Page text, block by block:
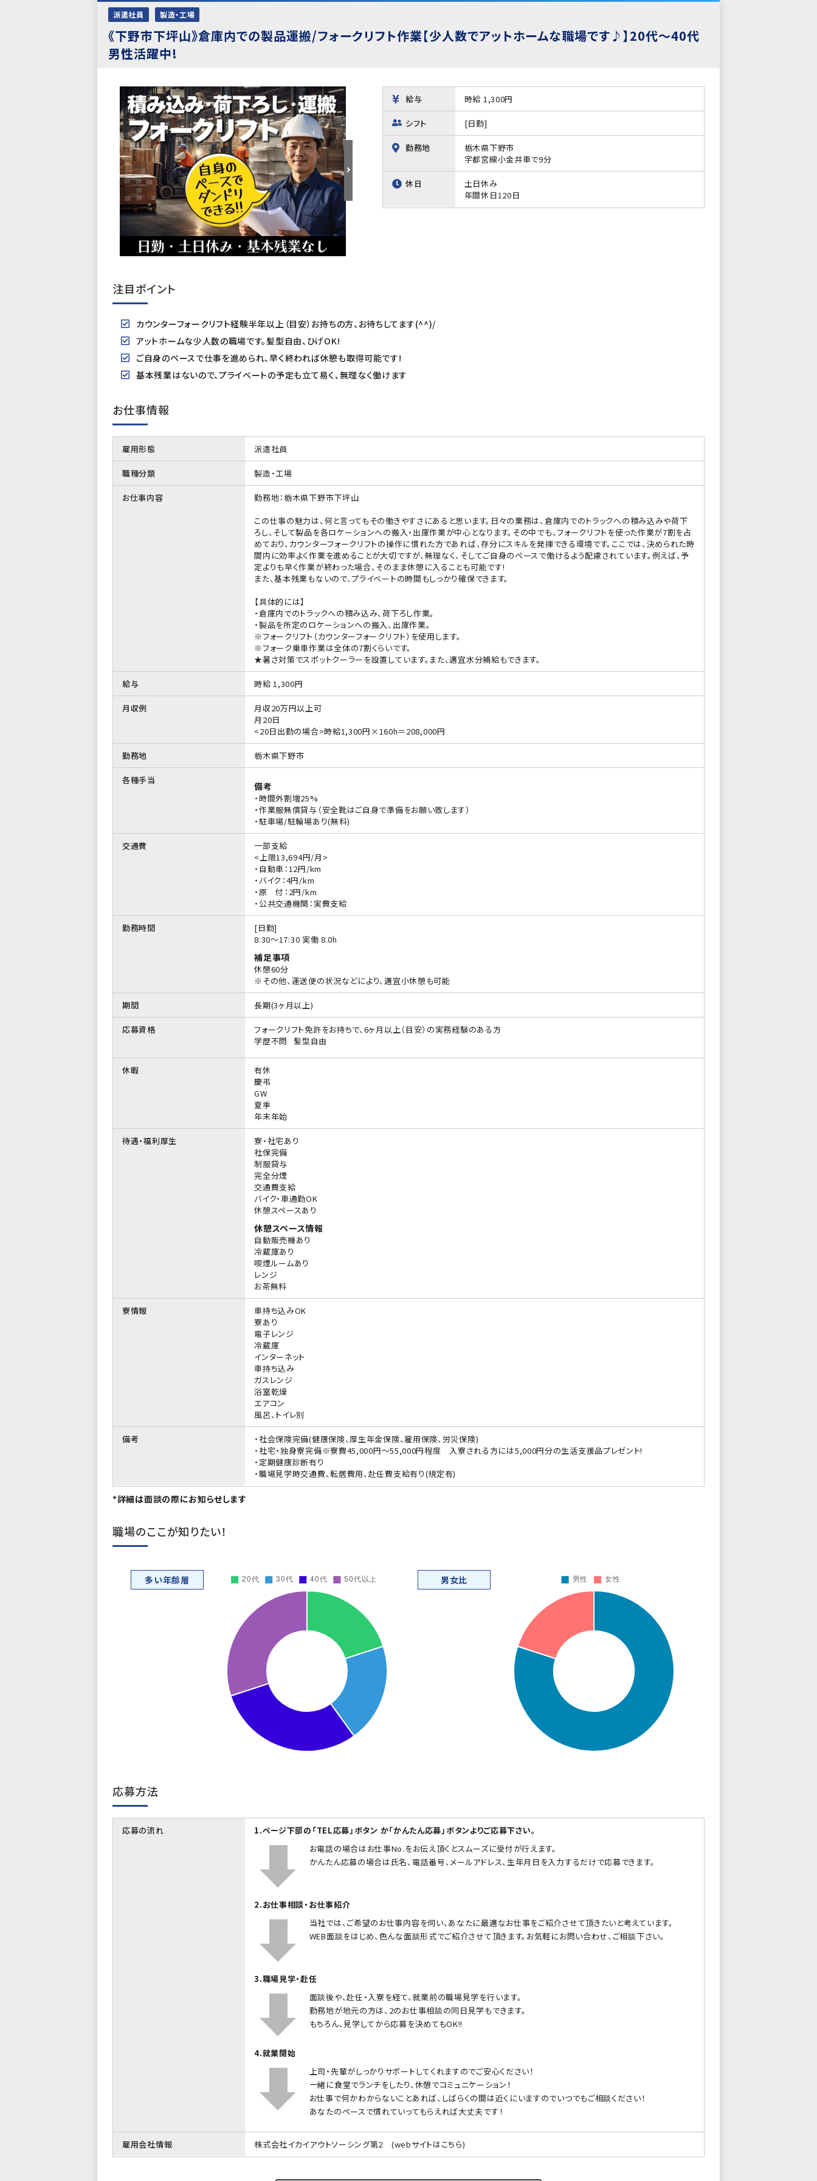
派遣社員 製造・工場
《下野市下坪山》倉庫内での製品運搬/フォークリフト作業【少人数でアットホームな職場です♪】20代～40代
男性活躍中!
給与 時給 1,300円
シフト [日勤]
勤務地
栃木県下野市
宇都宮線小金井車で9分
休日
土日休み
年間休日120日
注目ポイント
カウンターフォークリフト経験半年以上（目安）お持ちの方、お待ちしてます(^^)/
アットホームな少人数の職場です。髪型自由、ひげOK!
ご自身のペースで仕事を進められ、早く終われば休憩も取得可能です!
基本残業はないので、プライベートの予定も立て易く、無理なく働けます
お仕事情報
雇用形態 派遣社員
職種分類 製造・工場
お仕事内容
勤務地：栃木県下野市下坪山
この仕事の魅力は、何と言ってもその働きやすさにあると思います。日々の業務は、倉庫内でのトラックへの積み込みや荷下
ろし、そして製品を各ロケーションへの搬入・出庫作業が中心となります。その中でも、フォークリフトを使った作業が7割を占
めており、カウンターフォークリフトの操作に慣れた方であれば、存分にスキルを発揮できる環境です。ここでは、決められた時
間内に効率よく作業を進めることが大切ですが、無理なく、そしてご自身のペースで働けるよう配慮されています。例えば、予
定よりも早く作業が終わった場合、そのまま休憩に入ることも可能です!
また、基本残業もないので、プライベートの時間もしっかり確保できます。
【具体的には】
・倉庫内でのトラックへの積み込み、荷下ろし作業。
・製品を所定のロケーションへの搬入、出庫作業。
※フォークリフト（カウンターフォークリフト）を使用します。
※フォーク乗車作業は全体の7割くらいです。
★暑さ対策でスポットクーラーを設置しています。また、適宜水分補給もできます。
給与 時給 1,300円
月収例
月収20万円以上可
月20日
<20日出勤の場合>時給1,300円×160h＝208,000円
勤務地 栃木県下野市
各種手当
備考
・時間外割増25%
・作業服無償貸与（安全靴はご自身で準備をお願い致します）
・駐車場/駐輪場あり(無料)
交通費
一部支給
<上限13,694円/月>
・自動車：12円/km
・バイク：4円/km
・原 付：2円/km
・公共交通機関：実費支給
勤務時間
[日勤]
8:30〜17:30 実働 8.0h
補足事項
休憩60分
※その他、運送便の状況などにより、適宜小休憩も可能
期間 長期(3ヶ月以上)
応募資格
フォークリフト免許をお持ちで、6ヶ月以上（目安）の実務経験のある方
学歴不問
髪型自由
休暇
有休
慶弔
GW
夏季
年末年始
待遇・福利厚生
寮・社宅あり
社保完備
制服貸与
完全分煙
交通費支給
バイク・車通勤OK
休憩スペースあり
休憩スペース情報
自動販売機あり
冷蔵庫あり
喫煙ルームあり
レンジ
お茶無料
寮情報
車持ち込みOK
寮あり
電子レンジ
冷蔵庫
インターネット
車持ち込み
ガスレンジ
浴室乾燥
エアコン
風呂、トイレ別
備考
・社会保険完備(健康保険、厚生年金保険、雇用保険、労災保険)
・社宅・独身寮完備※寮費45,000円～55,000円程度 入寮される方には5,000円分の生活支援品プレゼント!
・定期健康診断有り
・職場見学時交通費、転居費用、赴任費支給有り(規定有)
*詳細は面談の際にお知らせします
職場のここが知りたい！
多い年齢層 男女比
応募方法
応募の流れ
1.ページ下部の「TEL応募」ボタン か「かんたん応募」ボタンよりご応募下さい。
お電話の場合はお仕事No.をお伝え頂くとスムーズに受付が行えます。
かんたん応募の場合は氏名、電話番号、メールアドレス、生年月日を入力するだけで応募できます。
2.お仕事相談・お仕事紹介
当社では、ご希望のお仕事内容を伺い、あなたに最適なお仕事をご紹介させて頂きたいと考えています。
WEB面談をはじめ、色んな面談形式でご紹介させて頂きます。お気軽にお問い合わせ、ご相談下さい。
3.職場見学・赴任
面談後や、赴任・入寮を経て、就業前の職場見学を行います。
勤務地が地元の方は、2のお仕事相談の同日見学もできます。
もちろん、見学してから応募を決めてもOK!!
4.就業開始
上司・先輩がしっかりサポートしてくれますのでご安心ください！
一緒に食堂でランチをしたり、休憩でコミュニケーション！
お仕事で何かわからないことあれば、しばらくの間は近くにいますのでいつでもご相談ください！
あなたのペースで慣れていってもらえれば大丈夫です！
雇用会社情報 株式会社イカイアウトソーシング第2 (webサイトはこちら)